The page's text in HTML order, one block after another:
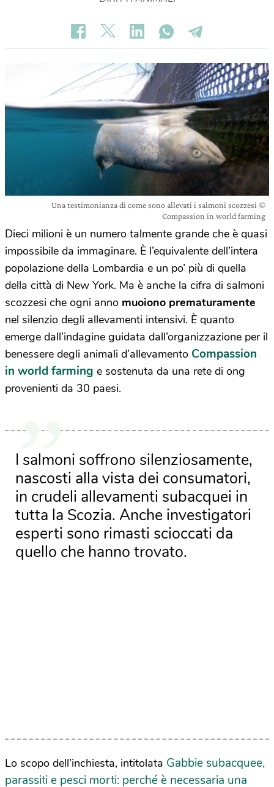
Una testimonianza di come sono allevati i salmoni scozzesi ©
Compassion in world farming
Dieci milioni è un numero talmente grande che è quasi
impossibile da immaginare. È l’equivalente dell’intera
popolazione della Lombardia e un po’ più di quella
della città di New York. Ma è anche la cifra di salmoni
scozzesi che ogni anno muoiono prematuramente
nel silenzio degli allevamenti intensivi. È quanto
emerge dall’indagine guidata dall’organizzazione per il
benessere degli animali d’allevamento Compassion
in world farming e sostenuta da una rete di ong
provenienti da 30 paesi.
I salmoni soffrono silenziosamente,
nascosti alla vista dei consumatori,
in crudeli allevamenti subacquei in
tutta la Scozia. Anche investigatori
esperti sono rimasti scioccati da
quello che hanno trovato.
Lo scopo dell’inchiesta, intitolata Gabbie subacquee,
parassiti e pesci morti: perché è necessaria una